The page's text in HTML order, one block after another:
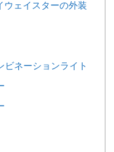
ウェイスターの外装
ビネーションライト